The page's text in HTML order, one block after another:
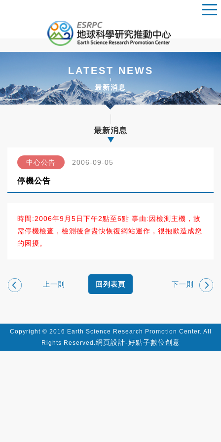
LATEST NEWS
最新消息
最新消息
中心公告 2006-09-05
停機公告
時間:2006年9月5日下午2點至6點 事由:因檢測主機，故
需停機檢查，檢測後會盡快恢復網站運作，很抱歉造成您
的困擾。
上一則 下一則
回列表頁
Copyright © 2016 Earth Science Research Promotion Center. All
Rights Reserved.網頁設計-好點子數位創意